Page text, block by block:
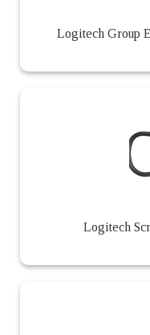
Logitech Group
Logitech